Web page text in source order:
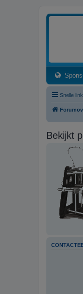
Snelle
Bekijkt